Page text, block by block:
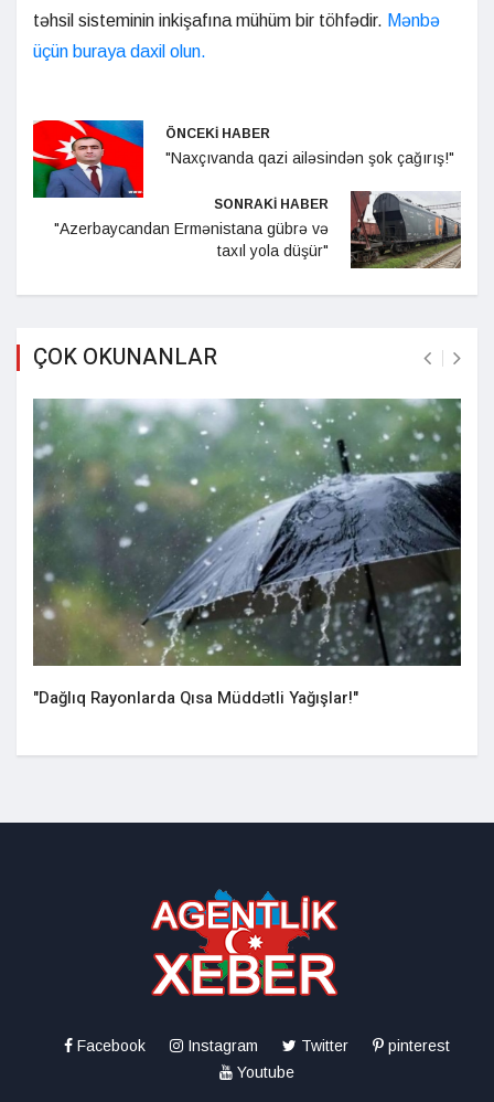
təhsil sisteminin inkişafına mühüm bir töhfədir. Mənbə
üçün buraya daxil olun.
ÖNCEKİ HABER
"Naxçıvanda qazi ailəsindən şok çağırış!"
SONRAKİ HABER
"Azerbaycandan Ermənistana gübrə və
taxıl yola düşür"
ÇOK OKUNANLAR
"Dağlıq Rayonlarda Qısa Müddətli Yağışlar!"
Facebook Instagram Twitter
pinterest
Youtube